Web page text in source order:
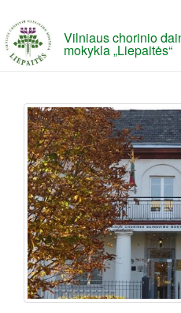
Vilniaus chorinio
mokykla „Liepaitės“